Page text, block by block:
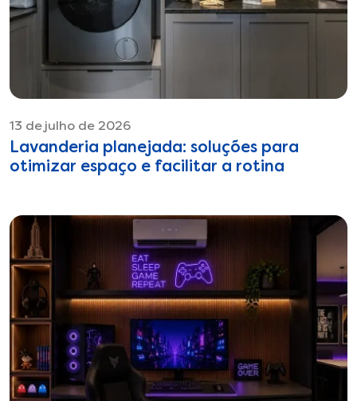
13 de julho de 2026
Lavanderia planejada: soluções para
otimizar espaço e facilitar a rotina